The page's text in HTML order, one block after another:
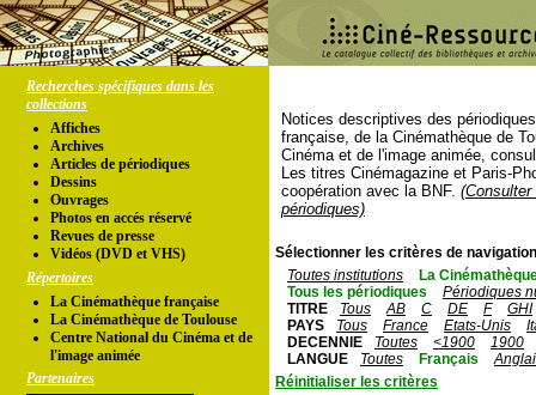
Recherches spécifiques dans les
collections
Affiches
Archives
Articles de périodiques
Dessins
Ouvrages
Photos en accés réservé
Revues de presse
Vidéos (DVD et VHS)
Répertoires
La Cinémathèque française
La Cinémathèque de Toulouse
Centre National du Cinéma et de
l'image animée
Partenaires
Notices descriptives des
française, de la Cinémathèque de
Cinéma et de l'image animée,
Les titres Cinémagazine et Paris-
coopération avec la BNF.
périodiques)
Sélectionner les critères de
Toutes institutions
La
Tous les périodiques
Périodiques
TITRE
Tous AB C DE F
GHI
PAYS
Tous France Etats-Unis
DECENNIE
Toutes <1900
1900
LANGUE
Toutes Français
Réinitialiser les critères